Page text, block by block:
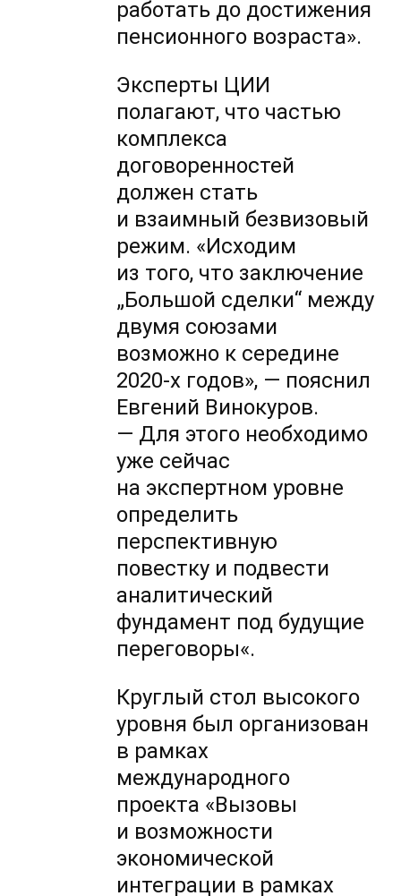
работать до достижения
пенсионного возраста».
Эксперты ЦИИ
полагают, что частью
комплекса
договоренностей
должен стать
и взаимный безвизовый
режим. «Исходим
из того, что заключение
„Большой сделки“ между
двумя союзами
возможно к середине
2020-х годов», — пояснил
Евгений Винокуров.
— Для этого необходимо
уже сейчас
на экспертном уровне
определить
перспективную
повестку и подвести
аналитический
фундамент под будущие
переговоры«.
Круглый стол высокого
уровня был организован
в рамках
международного
проекта «Вызовы
и возможности
экономической
интеграции в рамках